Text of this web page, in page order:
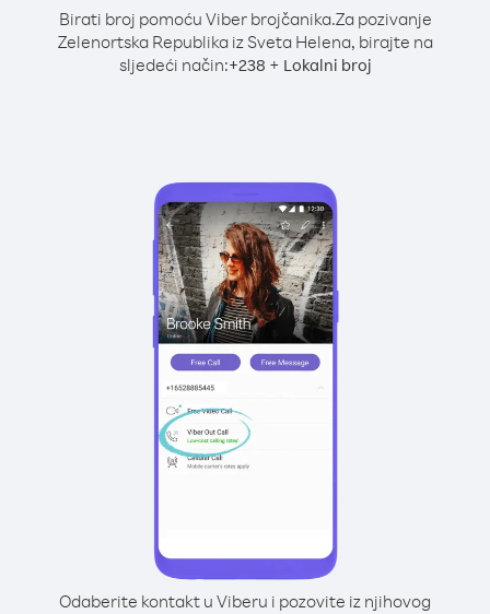
Birati broj pomoću Viber brojčanika.Za pozivanje
Zelenortska Republika iz Sveta Helena, birajte na
sljedeći način:+238 + Lokalni broj
Odaberite kontakt u Viberu i pozovite iz njihovog